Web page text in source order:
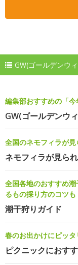
GW(ゴールデンウ
編集部おすすめの「
GW(ゴールデンウ
全国のネモフィラが
ネモフィラが見ら
全国各地のおすすめ
るもの採り方のコツも
潮干狩りガイド
春のお出かけにピッタ
ピクニックにおす